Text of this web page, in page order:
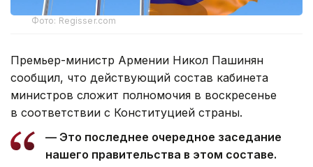
Фото: Regisser.com
Премьер-министр Армении Никол Пашинян
сообщил, что действующий состав кабинета
министров сложит полномочия в воскресенье
в соответствии с Конституцией страны.
— Это последнее очередное заседание
нашего правительства в этом составе.